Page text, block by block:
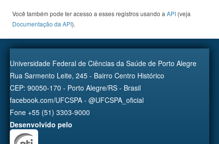
Você também pode ter acesso a esses registros usando a API (veja
Documentação da API).
Universidade Federal de Ciências da Saúde de Porto Alegre
Rua Sarmento Leite, 245 - Bairro Centro Histórico
CEP: 90050-170 - Porto Alegre/RS - Brasil
facebook.com/UFCSPA - @UFCSPA_oficial
Fone +55 (51) 3303-9000
Desenvolvido pelo